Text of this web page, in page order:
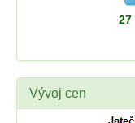
27
Vývoj cen